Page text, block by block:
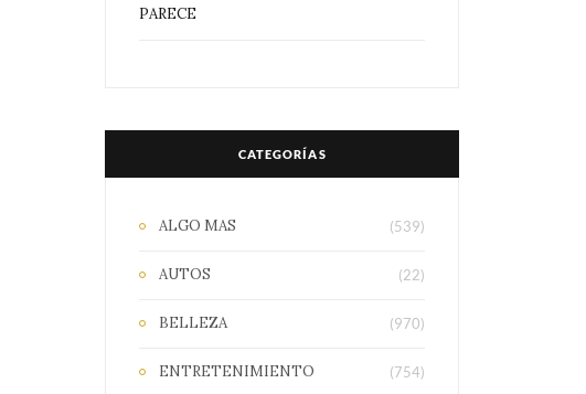
PARECE
CATEGORÍAS
ALGO MAS (539)
AUTOS (22)
BELLEZA (970)
ENTRETENIMIENTO (754)